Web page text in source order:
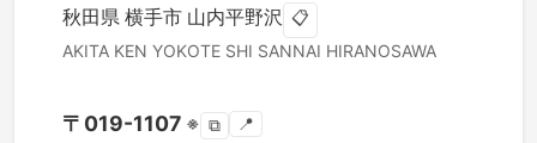
秋田県 横手市 山内平野沢 📋
AKITA KEN YOKOTE SHI SANNAI HIRANOSAWA
〒 019-1107 ※ ⧉ 📍